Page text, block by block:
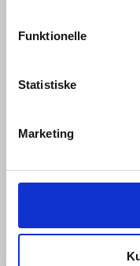
marketingcookies,
markedsføring med
cookies. Ved at
tredjeparts cookies,
Hvis du accepterer
ovenfor nævnte
og fra nedenfor. Til
dit samtykke, hvis
Funktionelle
Statistiske
Marketing